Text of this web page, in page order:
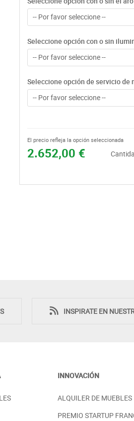
-- Por favor seleccione --
Seleccione opción con o sin
-- Por favor seleccione --
Seleccione opción de servicio de
-- Por favor seleccione --
2.652,00 €
El precio refleja la opción seleccionada
CON MUEBLES
GRAN
INSPIRATE EN
INNOVACIÓN
ALQUILER DE MUEBLES
PREMIO STARTUP